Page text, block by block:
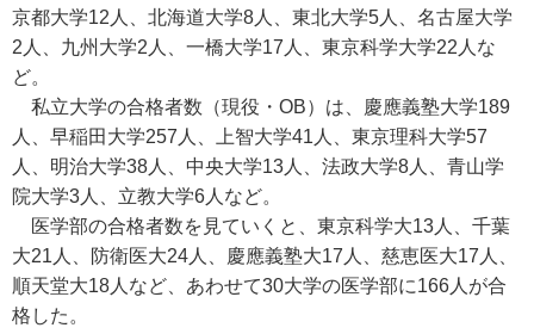
京都大学12人、北海道大学8人、東北大学5人、名古屋大学
2人、九州大学2人、一橋大学17人、東京科学大学22人な
ど。
私立大学の合格者数（現役・OB）は、慶應義塾大学189
人、早稲田大学257人、上智大学41人、東京理科大学57
人、明治大学38人、中央大学13人、法政大学8人、青山学
院大学3人、立教大学6人など。
医学部の合格者数を見ていくと、東京科学大13人、千葉
大21人、防衛医大24人、慶應義塾大17人、慈恵医大17人、
順天堂大18人など、あわせて30大学の医学部に166人が合
格した。